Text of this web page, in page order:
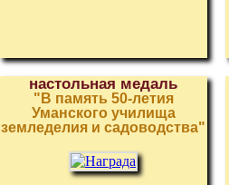
настольная медаль
"В память 50-летия
Уманского училища
земледелия и садоводства"